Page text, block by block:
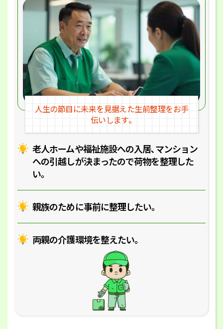
老人ホームや福祉施設への入居､マンション
への引越しが決まったので荷物を整理した
い｡
親族のために事前に整理したい｡
両親の介護環境を整えたい｡
人生の節目に未来を見据えた生前整理をお手
伝いします｡